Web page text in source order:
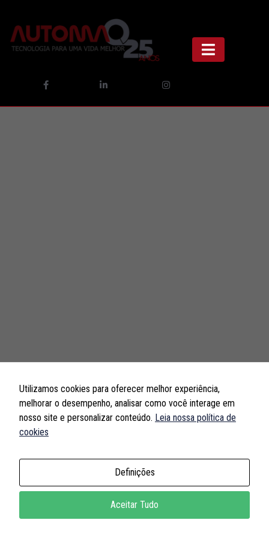
Utilizamos cookies para oferecer melhor experiência,
melhorar o desempenho, analisar como você interage em
nosso site e personalizar conteúdo. Leia nossa política de
cookies
Definições
Aceitar Tudo